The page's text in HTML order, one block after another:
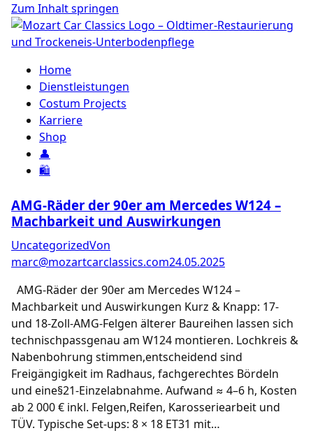
Zum Inhalt springen
Home
Dienstleistungen
Costum Projects
Karriere
Shop
👤
🛍️
AMG-Räder der 90er am Mercedes W124 –
Machbarkeit und Auswirkungen
UncategorizedVon
marc@mozartcarclassics.com24.05.2025
AMG-Räder der 90er am Mercedes W124 –
Machbarkeit und Auswirkungen Kurz & Knapp: 17-
und 18-Zoll-AMG-Felgen älterer Baureihen lassen sich
technischpassgenau am W124 montieren. Lochkreis &
Nabenbohrung stimmen,entscheidend sind
Freigängigkeit im Radhaus, fachgerechtes Bördeln
und eine§21-Einzelabnahme. Aufwand ≈ 4–6 h, Kosten
ab 2 000 € inkl. Felgen,Reifen, Karosseriearbeit und
TÜV. Typische Set-ups: 8 × 18 ET31 mit…